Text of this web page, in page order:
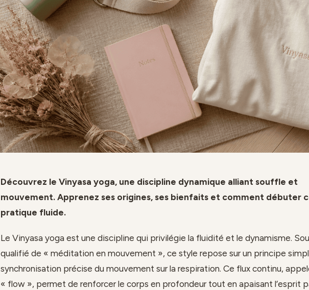
Découvrez le Vinyasa yoga, une discipline dynamique alliant souffle et
mouvement. Apprenez ses origines, ses bienfaits et comment débuter
pratique fluide.
Le Vinyasa yoga est une discipline qui privilégie la fluidité et le dynamisme.
qualifié de « méditation en mouvement », ce style repose sur un principe
synchronisation précise du mouvement sur la respiration. Ce flux continu,
« flow », permet de renforcer le corps en profondeur tout en apaisant l’esprit